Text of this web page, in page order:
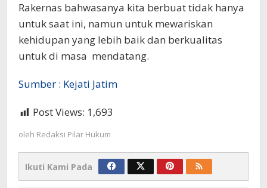
Rakernas bahwasanya kita berbuat tidak hanya
untuk saat ini, namun untuk mewariskan
kehidupan yang lebih baik dan berkualitas
untuk di masa mendatang.
Sumber : Kejati Jatim
Post Views: 1,693
oleh Redaksi Pilar Hukum
Ikuti Kami Pada